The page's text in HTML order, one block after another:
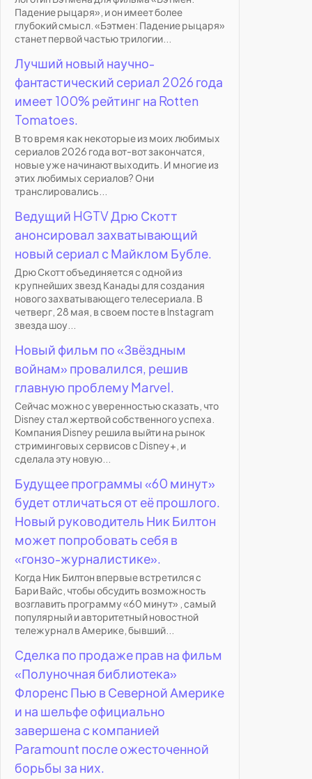
Падение рыцаря», и он имеет более
глубокий смысл. «Бэтмен: Падение рыцаря»
станет первой частью трилогии...
Лучший новый научно-
фантастический сериал 2026 года
имеет 100% рейтинг на Rotten
Tomatoes.
В то время как некоторые из моих любимых
сериалов 2026 года вот-вот закончатся,
новые уже начинают выходить. И многие из
этих любимых сериалов? Они
транслировались...
Ведущий HGTV Дрю Скотт
анонсировал захватывающий
новый сериал с Майклом Бубле.
Дрю Скотт объединяется с одной из
крупнейших звезд Канады для создания
нового захватывающего телесериала. В
четверг, 28 мая, в своем посте в Instagram
звезда шоу...
Новый фильм по «Звёздным
войнам» провалился, решив
главную проблему Marvel.
Сейчас можно с уверенностью сказать, что
Disney стал жертвой собственного успеха.
Компания Disney решила выйти на рынок
стриминговых сервисов с Disney+, и
сделала эту новую...
Будущее программы «60 минут»
будет отличаться от её прошлого.
Новый руководитель Ник Билтон
может попробовать себя в
«гонзо-журналистике».
Когда Ник Билтон впервые встретился с
Бари Вайс, чтобы обсудить возможность
возглавить программу «60 минут» , самый
популярный и авторитетный новостной
тележурнал в Америке, бывший...
Сделка по продаже прав на фильм
«Полуночная библиотека»
Флоренс Пью в Северной Америке
и на шельфе официально
завершена с компанией
Paramount после ожесточенной
борьбы за них.